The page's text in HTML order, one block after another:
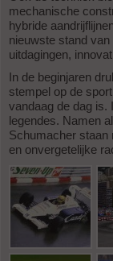
mechanische
hybride
nieuwste stand
uitdagingen,
In de beginjaren
stempel op de
vandaag de dag is.
legendes. Namen
Schumacher staan
en onvergetelijke